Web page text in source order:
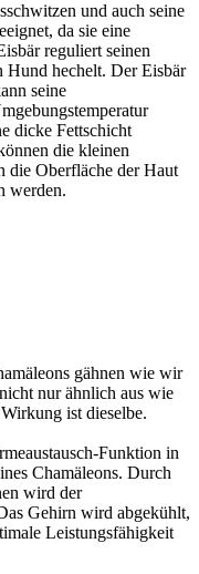
und auch seine
da sie eine
reguliert seinen
Hund hechelt. Der Eisbär
seine
dicke Fettschicht
die kleinen
die Oberfläche der Haut
werden.
gähnen wie wir
nur ähnlich aus wie
ist dieselbe.
Funktion in
Chamäleons. Durch
wird der
Gehirn wird abgekühlt,
Leistungsfähigkeit